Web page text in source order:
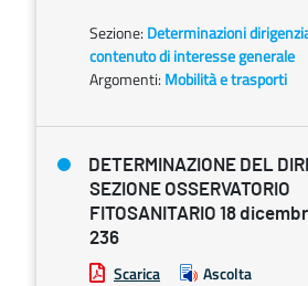
Sezione: Determinazioni
contenuto di interesse generale
Argomenti: Mobilità e trasporti
DETERMINAZIONE DEL
SEZIONE OSSERVATORIO
FITOSANITARIO 18
236
Scarica Ascolta